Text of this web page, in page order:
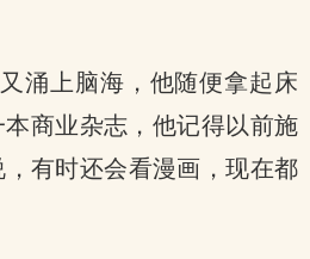
涌上脑海，他随便拿起床
商业杂志，他记得以前施
有时还会看漫画，现在都